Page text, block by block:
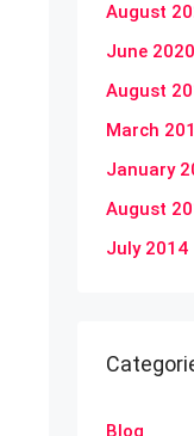
August
June 2020
August
March
January
August
July 2014
Blog